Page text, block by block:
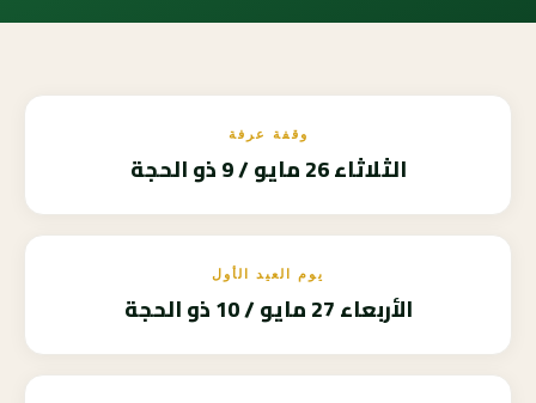
وقفة عرفة
الثلاثاء 26 مايو / 9 ذو الحجة
يوم العيد الأول
الأربعاء 27 مايو / 10 ذو الحجة